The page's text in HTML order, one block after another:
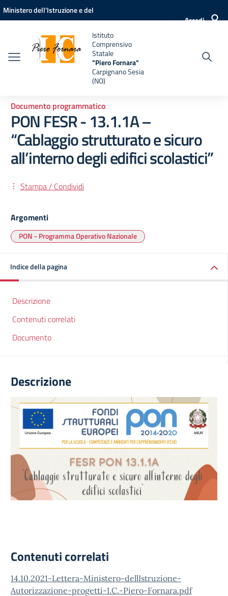
Vai ai contenuti
Vai al menu di navigazione
Vai al footer
Ministero dell'Istruzione e del
Accedi
Istituto
Comprensivo
Statale
"Piero Fornara"
Carpignano Sesia
(NO)
Documento programmatico
PON FESR - 13.1.1A –
“Cablaggio strutturato e sicuro
all’interno degli edifici scolastici”
Stampa / Condividi
Argomenti
PON - Programma Operativo Nazionale
Indice della pagina
Descrizione
Contenuti correlati
Documento
Descrizione
Contenuti correlati
14.10.2021-Lettera-Ministero-dellIstruzione-
Autorizzazione-progetti-I.C.-Piero-Fornara.pdf